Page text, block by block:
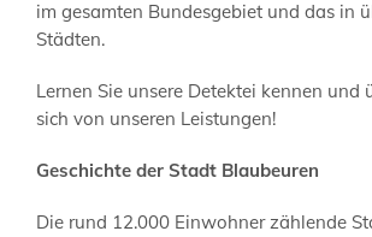
im gesamten Bundesgebiet und das in
Städten.
Lernen Sie unsere Detektei kennen und
sich von unseren Leistungen!
Geschichte der Stadt Blaubeuren
Die rund 12.000 Einwohner zählende